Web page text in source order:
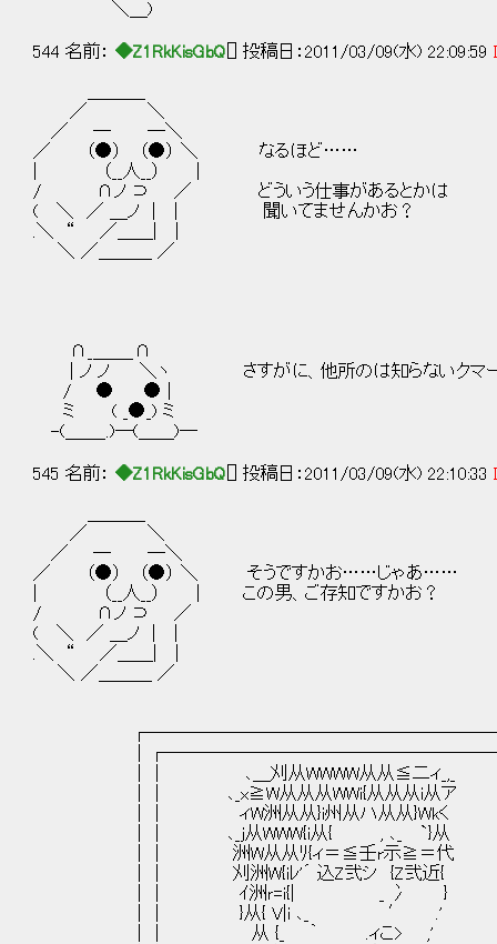
＼＿)
544 名前： ◆Z1RkKisGbQ [] 投稿日：2011/03/09(水) 22:09:59
／ ＼
／ ─ ─＼
／ （●） （●） ＼ なるほど……
| （__人__） |
/ ∩ノ ⊃ ／ どういう仕事があるとかは
( ＼ ／ ＿ノ | | 聞いてませんかお？
.＼ “ ／＿＿| |
＼ ／＿＿＿ ／
∩_＿＿_∩
| ノ ノ ＼ヽ さすがに、他所のは知らないクマ
/ ● ● |
ミ ( _●_) ミ
-(＿＿_.)─(＿＿)─
545 名前： ◆Z1RkKisGbQ [] 投稿日：2011/03/09(水) 22:10:33
／ ＼
／ ─ ─＼
／ （●） （●） ＼ そうですかお……じゃあ……
| （__人__） | この男、ご存知ですかお？
/ ∩ノ ⊃ ／
( ＼ ／ ＿ノ | |
.＼ “ ／＿＿| |
＼ ／＿＿＿ ／
││ ､＿刈从WWWW从从≦二ィ
││ ､_x≧W从从从WWi{从从从i从
││ ィW洲从从}i州从ハ从从}Wkく
││ ､_j从WWW{i从{ , ､_ `}
││ 洲W从从ﾘ{ィ＝≦壬r示≧＝代
││ 刈洲W{iﾚ'´ 込Z弐シ {Z弐
││ ｲ洲ｒ=i{| _ 冫
││ }从{ V|i ､_ ′ .' .
││ 从 {_ ｀ .ィこ> ,'